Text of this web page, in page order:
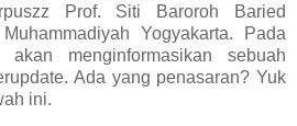
Prof. Siti Baroroh Baried
Yogyakarta. Pada
menginformasikan sebuah
Ada yang penasaran? Yuk
ini.